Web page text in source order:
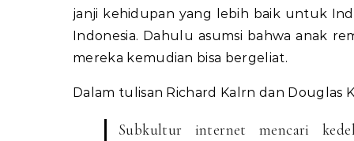
janji kehidupan yang lebih baik untuk
Indonesia. Dahulu asumsi bahwa anak
mereka kemudian bisa bergeliat.
Dalam tulisan Richard Kalrn dan Douglas
Subkultur internet mencari